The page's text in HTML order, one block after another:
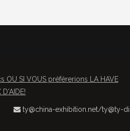
OU SI VOUS préférerions LA HAVE
 ty@china-exhibition.net/ty@ty-